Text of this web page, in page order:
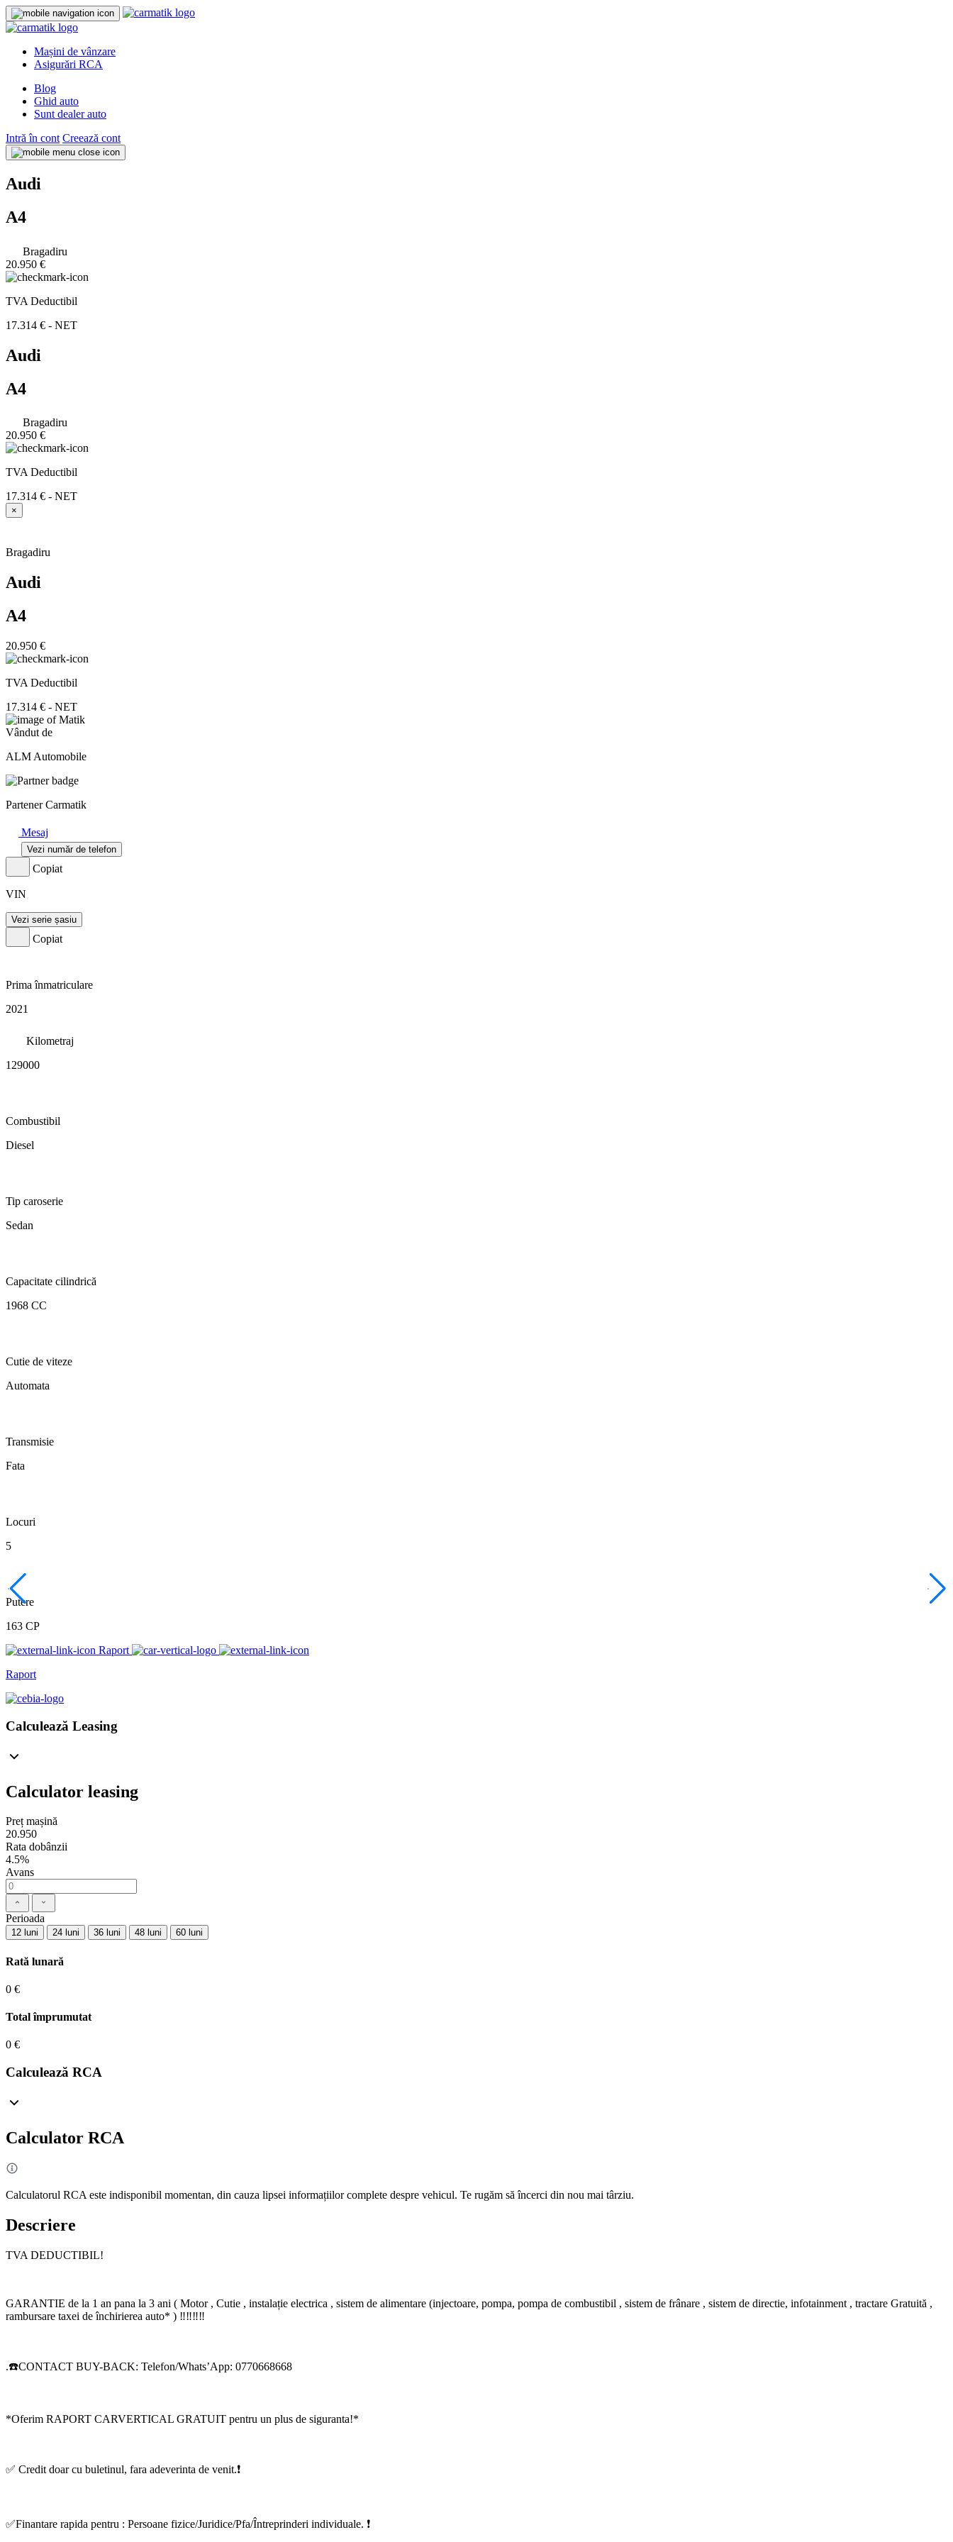
Mașini de vânzare
Asigurări RCA
Blog
Ghid auto
Sunt dealer auto
Intră în cont Creează cont
Audi
A4
Bragadiru
20.950 €
TVA Deductibil
17.314 € - NET
Audi
A4
Bragadiru
20.950 €
TVA Deductibil
17.314 € - NET
×
Bragadiru
Audi
A4
20.950 €
TVA Deductibil
17.314 € - NET
Vândut de
ALM Automobile
Partener Carmatik
Mesaj
Vezi număr de telefon
Copiat
VIN
Vezi serie șasiu
Copiat
Prima înmatriculare
2021
Kilometraj
129000
Combustibil
Diesel
Tip caroserie
Sedan
Capacitate cilindrică
1968 CC
Cutie de viteze
Automata
Transmisie
Fata
Locuri
5
Putere
163 CP
Raport
Raport
Calculează Leasing
Calculator leasing
Preț mașină
20.950
Rata dobânzii
4.5%
Avans
Perioada
12 luni 24 luni 36 luni 48 luni 60 luni
Rată lunară
0 €
Total împrumutat
0 €
Calculează RCA
Calculator RCA
Calculatorul RCA este indisponibil momentan, din cauza lipsei informațiilor complete despre vehicul. Te rugăm să încerci din nou mai târziu.
Descriere
TVA DEDUCTIBIL!
GARANTIE de la 1 an pana la 3 ani ( Motor , Cutie , instalație electrica , sistem de alimentare (injectoare, pompa, pompa de combustibil , sistem de frânare , sistem de directie, infotainment , tractare Gratuită ,
rambursare taxei de închirierea auto* ) ‼️‼️‼️‼️
.☎️CONTACT BUY-BACK: Telefon/Whats’App: 0770668668
*Oferim RAPORT CARVERTICAL GRATUIT pentru un plus de siguranta!*
✅ Credit doar cu buletinul, fara adeverinta de venit.❗️
✅Finantare rapida pentru : Persoane fizice/Juridice/Pfa/Întreprinderi individuale. ❗️